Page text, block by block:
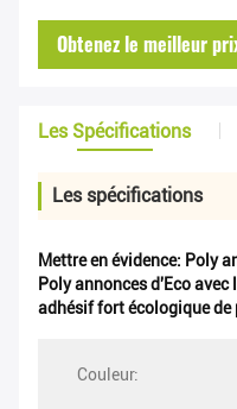
Obtenez le meilleur
Les Spécifications
Les spécifications
Mettre en évidence: Poly
Poly annonces d'Eco avec
adhésif fort écologique de
Couleur: